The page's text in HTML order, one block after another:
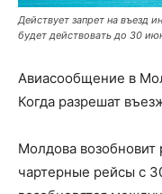
Действует запрет на въезд
будет действовать до 30
Авиасообщение в
Когда разрешат
Молдова возобновит
чартерные рейсы с